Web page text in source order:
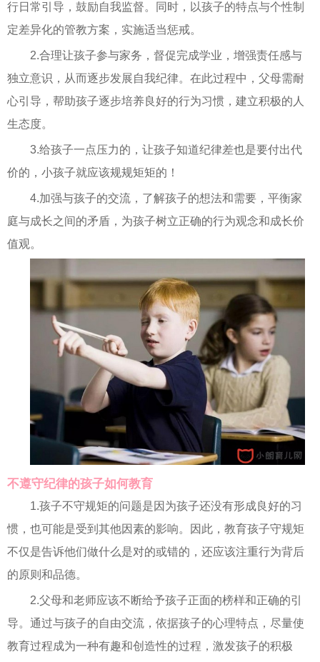
行日常引导，鼓励自我监督。同时，以孩子的特点与个性制
定差异化的管教方案，实施适当惩戒。
2.合理让孩子参与家务，督促完成学业，增强责任感与
独立意识，从而逐步发展自我纪律。在此过程中，父母需耐
心引导，帮助孩子逐步培养良好的行为习惯，建立积极的人
生态度。
3.给孩子一点压力的，让孩子知道纪律差也是要付出代
价的，小孩子就应该规规矩矩的！
4.加强与孩子的交流，了解孩子的想法和需要，平衡家
庭与成长之间的矛盾，为孩子树立正确的行为观念和成长价
值观。
不遵守纪律的孩子如何教育
1.孩子不守规矩的问题是因为孩子还没有形成良好的习
惯，也可能是受到其他因素的影响。因此，教育孩子守规矩
不仅是告诉他们做什么是对的或错的，还应该注重行为背后
的原则和品德。
2.父母和老师应该不断给予孩子正面的榜样和正确的引
导。通过与孩子的自由交流，依据孩子的心理特点，尽量使
教育过程成为一种有趣和创造性的过程，激发孩子的积极